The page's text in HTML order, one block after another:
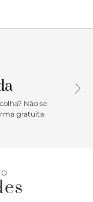
marcante, ela se
Schutz, que
a divisória interna
e tiracolo —
da alça
Não se
gratuita